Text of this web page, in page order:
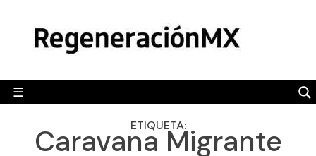
content
☰
POLÍTICA
CAMALEÓN
OPINIÓN
ETIQUETA:
Caravana Migrante